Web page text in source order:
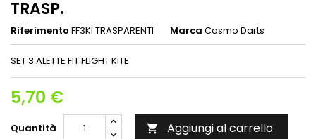
TRASP.
Riferimento FF3KI TRASPARENTI Marca Cosmo Darts
SET 3 ALETTE FIT FLIGHT KITE
5,70 €
Quantità  Aggiungi al carrello